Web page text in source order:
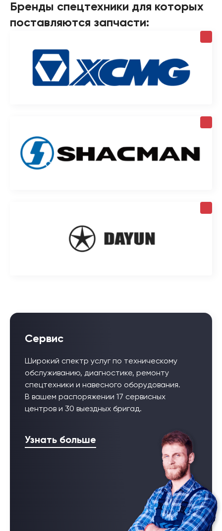
Бренды спецтехники для которых
поставляются запчасти:
Сервис
Широкий спектр услуг по техническому
обслуживанию, диагностике, ремонту
спецтехники и навесного оборудования.
В вашем распоряжении 17 сервисных
центров и 30 выездных бригад.
Узнать больше